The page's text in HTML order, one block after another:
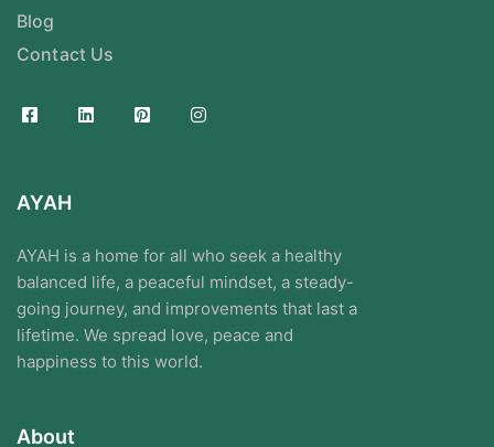
Blog
Contact Us
AYAH
AYAH is a home for all who seek a healthy
balanced life, a peaceful mindset, a steady-
going journey, and improvements that last a
lifetime. We spread love, peace and
happiness to this world.
About